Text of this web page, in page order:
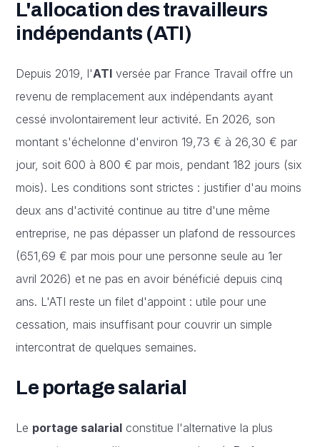
L'allocation des travailleurs
indépendants (ATI)
Depuis 2019, l'ATI versée par France Travail offre un
revenu de remplacement aux indépendants ayant
cessé involontairement leur activité. En 2026, son
montant s'échelonne d'environ 19,73 € à 26,30 € par
jour, soit 600 à 800 € par mois, pendant 182 jours (six
mois). Les conditions sont strictes : justifier d'au moins
deux ans d'activité continue au titre d'une même
entreprise, ne pas dépasser un plafond de ressources
(651,69 € par mois pour une personne seule au 1er
avril 2026) et ne pas en avoir bénéficié depuis cinq
ans. L'ATI reste un filet d'appoint : utile pour une
cessation, mais insuffisant pour couvrir un simple
intercontrat de quelques semaines.
Le portage salarial
Le portage salarial constitue l'alternative la plus